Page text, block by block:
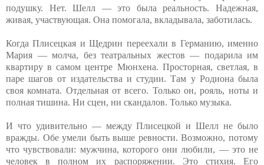
подушку. Нет. Шелл — это была реальность. Надежная,
живая, участвующая. Она помогала, вкладывала, заботилась.
Когда Плисецкая и Щедрин переехали в Германию, именно
Мария — молча, без театральных жестов — подарила им
квартиру в самом центре Мюнхена. Просторная, светлая, в
паре шагов от издательства и студии. Там у Родиона была
своя комната. Отдельная от всего. Только он, рояль, ноты и
полная тишина. Ни сцен, ни скандалов. Только музыка.
И что удивительно — между Плисецкой и Шелл не было
вражды. Обе умели быть выше ревности. Возможно, потому
что чувствовали: мужчина, которого они любили, — это не
человек в полном их распоряжении. Это стихия. Его